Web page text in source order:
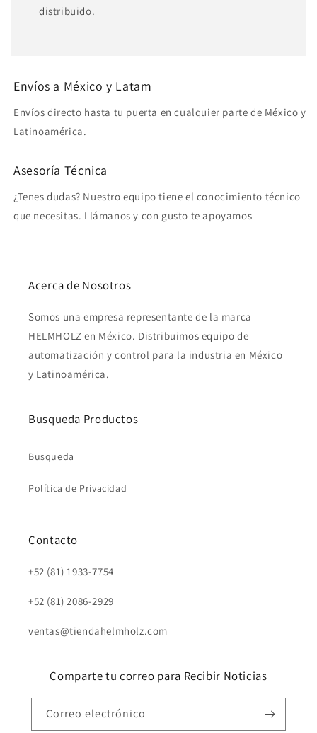
distribuido.
Envíos a México y Latam
Envíos directo hasta tu puerta en cualquier parte de México y
Latinoamérica.
Asesoría Técnica
¿Tenes dudas? Nuestro equipo tiene el conocimiento técnico
que necesitas. Llámanos y con gusto te apoyamos
Acerca de Nosotros
Somos una empresa representante de la marca
HELMHOLZ en México. Distribuimos equipo de
automatización y control para la industria en México
y Latinoamérica.
Busqueda Productos
Busqueda
Política de Privacidad
Contacto
+52 (81) 1933-7754
+52 (81) 2086-2929
ventas@tiendahelmholz.com
Comparte tu correo para Recibir Noticias
Correo electrónico